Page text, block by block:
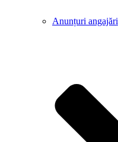
Anunțuri angajări